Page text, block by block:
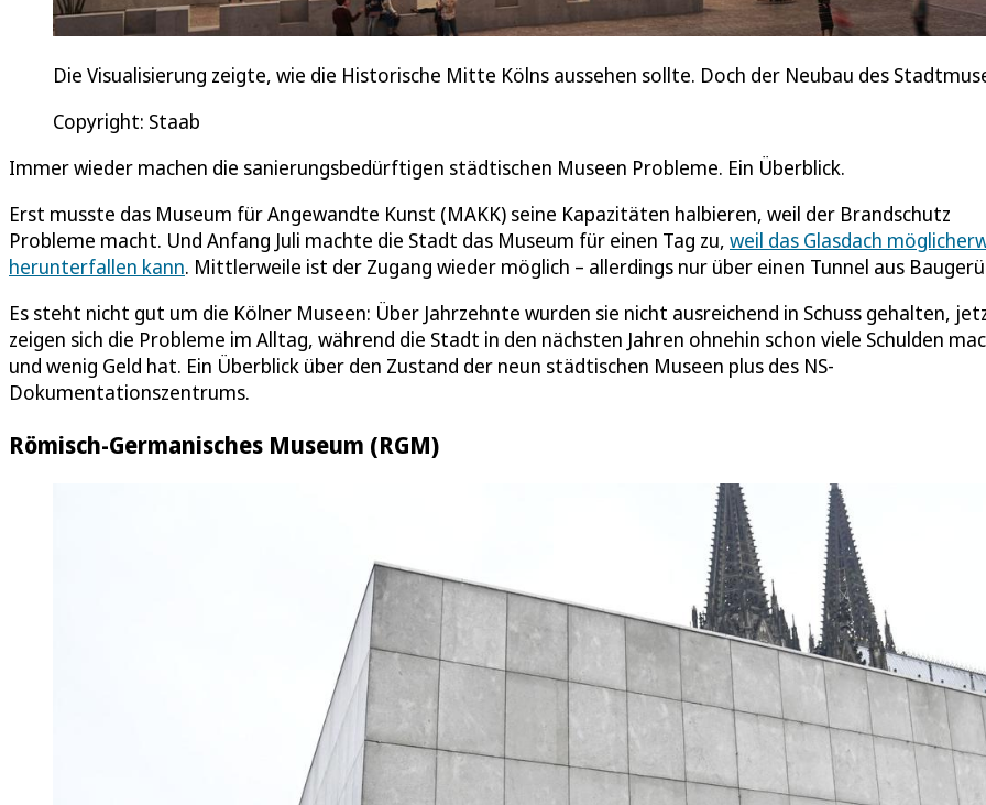
Die Visualisierung zeigte, wie die Historische Mitte Kölns aussehen sollte. Doch der Neubau des
Copyright: Staab
Immer wieder machen die sanierungsbedürftigen städtischen Museen Probleme. Ein Überblick.
Erst musste das Museum für Angewandte Kunst (MAKK) seine Kapazitäten halbieren, weil der Brandschutz
Probleme macht. Und Anfang Juli machte die Stadt das Museum für einen Tag zu, weil das Glasdach
herunterfallen kann. Mittlerweile ist der Zugang wieder möglich – allerdings nur über einen Tunnel aus
Es steht nicht gut um die Kölner Museen: Über Jahrzehnte wurden sie nicht ausreichend in Schuss gehalten,
zeigen sich die Probleme im Alltag, während die Stadt in den nächsten Jahren ohnehin schon viele Schulden
und wenig Geld hat. Ein Überblick über den Zustand der neun städtischen Museen plus des NS-
Dokumentationszentrums.
Römisch-Germanisches Museum (RGM)